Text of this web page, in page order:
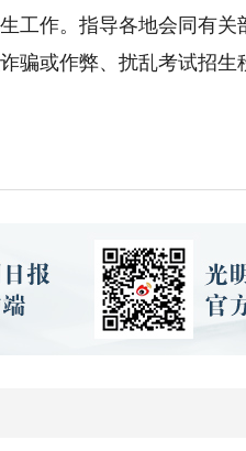
工作。指导各地会同有
骗或作弊、扰乱考试招